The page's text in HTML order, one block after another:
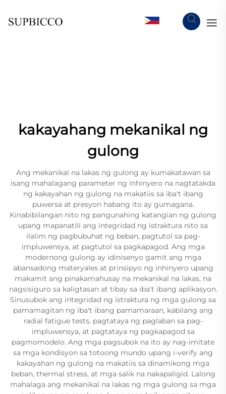
kakayahang mekanikal ng
gulong
Ang mekanikal na lakas ng gulong ay kumakatawan sa
isang mahalagang parameter ng inhinyero na nagtatakda
ng kakayahan ng gulong na makatiis sa iba't ibang
puwersa at presyon habang ito ay gumagana.
Kinabibilangan nito ng pangunahing katangian ng gulong
upang mapanatili ang integridad ng istraktura nito sa
ilalim ng pagbubuhat ng beban, pagtutol sa pag-
impluwensya, at pagtutol sa pagkapagod. Ang mga
modernong gulong ay idinisenyo gamit ang mga
abansadong materyales at prinsipyo ng inhinyero upang
makamit ang pinakamahusay na mekanikal na lakas, na
nagsisiguro sa kaligtasan at tibay sa iba't ibang aplikasyon.
Sinusubok ang integridad ng istraktura ng mga gulong sa
pamamagitan ng iba't ibang pamamaraan, kabilang ang
radial fatigue tests, pagtataya ng paglaban sa pag-
impluwensya, at pagtataya ng pagkapagod sa
pagmomodelo. Ang mga pagsubok na ito ay nag-imitate
sa mga kondisyon sa totoong mundo upang i-verify ang
kakayahan ng gulong na makatiis sa dinamikong mga
beban, thermal stress, at mga salik na nakapaligid. Lalong
mahalaga ang mekanikal na lakas ng mga gulong sa mga